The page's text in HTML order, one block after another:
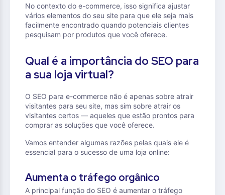
No contexto do e-commerce, isso significa ajustar
vários elementos do seu site para que ele seja mais
facilmente encontrado quando potenciais clientes
pesquisam por produtos que você oferece.
Qual é a importância do SEO para
a sua loja virtual?
O SEO para e-commerce não é apenas sobre atrair
visitantes para seu site, mas sim sobre atrair os
visitantes certos — aqueles que estão prontos para
comprar as soluções que você oferece.
Vamos entender algumas razões pelas quais ele é
essencial para o sucesso de uma loja online:
Aumenta o tráfego orgânico
A principal função do SEO é aumentar o tráfego